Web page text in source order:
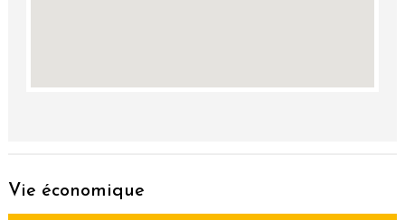
Vie économique